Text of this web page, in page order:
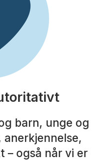
barn, unge og
– også når vi er